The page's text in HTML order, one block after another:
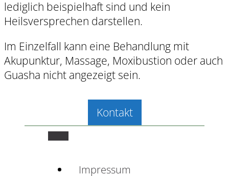
lediglich beispielhaft sind und kein
Heilsversprechen darstellen.
Im Einzelfall kann eine Behandlung mit
Akupunktur, Massage, Moxibustion oder auch
Guasha nicht angezeigt sein.
Kontakt
Impressum